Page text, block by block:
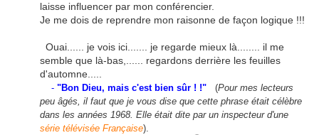
laisse influencer par mon conférencier.
Je me dois de reprendre mon raisonne de façon logique !!!
Ouai...... je vois ici....... je regarde mieux là........ il me
semble que là-bas,...... regardons derrière les feuilles
d'automne.....
- "Bon Dieu, mais c'est bien sûr ! !" (Pour mes lecteurs
peu âgés, il faut que je vous dise que cette phrase était célèbre
dans les années 1968. Elle était dite par un inspecteur d'une
série télévisée Française).